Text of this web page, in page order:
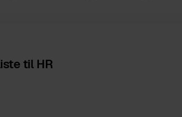
til HR